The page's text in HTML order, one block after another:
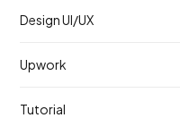
Design UI/UX
Upwork
Tutorial